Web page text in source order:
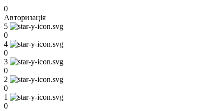
0
Авторизація
5
0
4
0
3
0
2
0
1
0